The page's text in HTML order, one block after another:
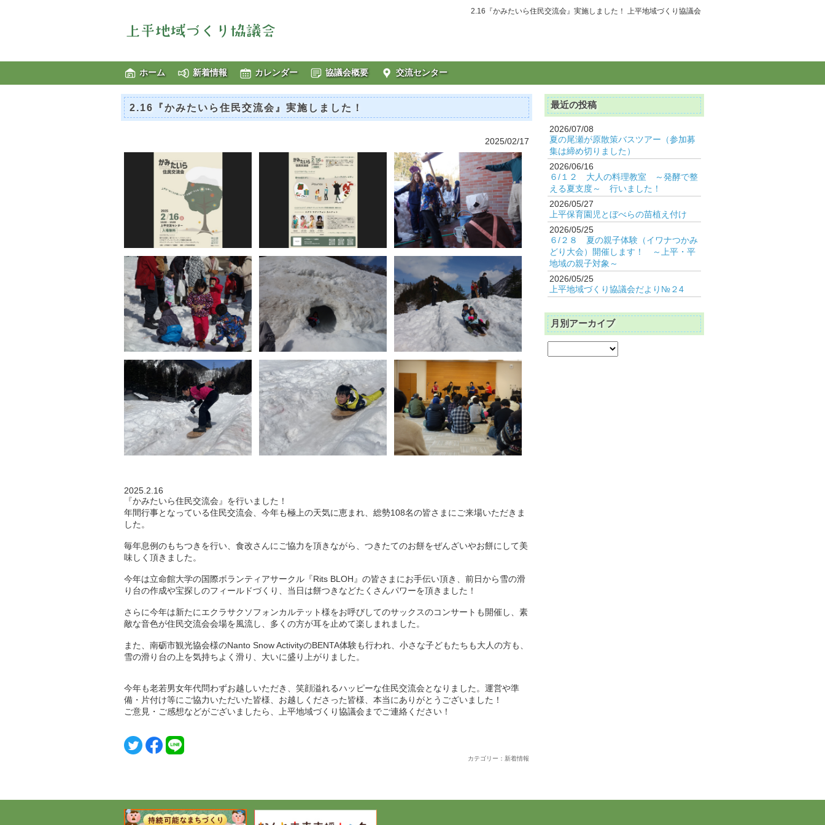
2.16『かみたいら住民交流会』実施しました！ 上平地域づくり協議会
ホーム 新着情報 カレンダー 協議会概要 交流センター
2.16『かみたいら住民交流会』実施しました！
2025/02/17
2025.2.16
『かみたいら住民交流会』を行いました！
年間行事となっている住民交流会、今年も極上の天気に恵まれ、総勢108名の皆さまにご来場いただきま
した。
毎年息例のもちつきを行い、食改さんにご協力を頂きながら、つきたてのお餅をぜんざいやお餅にして美
味しく頂きました。
今年は立命館大学の国際ボランティアサークル『Rits BLOH』の皆さまにお手伝い頂き、前日から雪の滑
り台の作成や宝探しのフィールドづくり、当日は餅つきなどたくさんパワーを頂きました！
さらに今年は新たにエクラサクソフォンカルテット様をお呼びしてのサックスのコンサートも開催し、素
敵な音色が住民交流会会場を風流し、多くの方が耳を止めて楽しまれました。
また、南砺市観光協会様のNanto Snow ActivityのBENTA体験も行われ、小さな子どもたちも大人の方も、
雪の滑り台の上を気持ちよく滑り、大いに盛り上がりました。
今年も老若男女年代問わずお越しいただき、笑顔溢れるハッピーな住民交流会となりました。運営や準
備・片付け等にご協力いただいた皆様、お越しくださった皆様、本当にありがとうございました！
ご意見・ご感想などがございましたら、上平地域づくり協議会までご連絡ください！
カテゴリー：新着情報
最近の投稿
2026/07/08
夏の尾瀬が原散策バスツアー（参加募
集は締め切りました）
2026/06/16
６/１２ 大人の料理教室 ～発酵で整
える夏支度～ 行いました！
2026/05/27
上平保育園児とぼべらの苗植え付け
2026/05/25
６/２８ 夏の親子体験（イワナつかみ
どり大会）開催します！ ～上平・平
地域の親子対象～
2026/05/25
上平地域づくり協議会だより№２4
月別アーカイブ